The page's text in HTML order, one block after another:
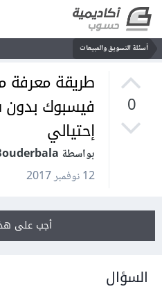
أسئلة التسويق والمبيعات
0
طريقة معرفة
فيسبوك
إحتيالي
بواسطة Oussama Bouderbala
12 نوفمبر 2017
أجب على
السؤال